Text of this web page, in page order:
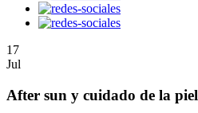
17
Jul
After sun y cuidado de la piel